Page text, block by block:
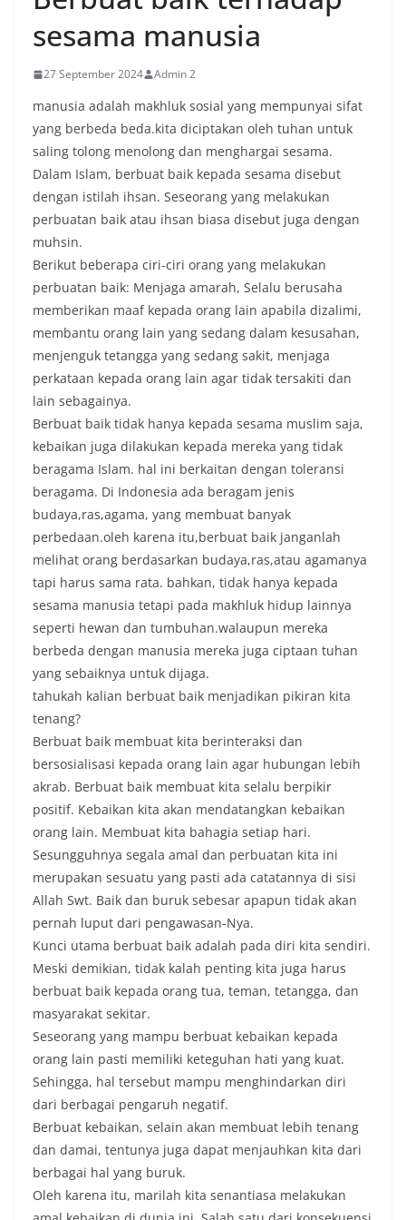
sesama manusia
27 September 2024 Admin 2
manusia adalah makhluk sosial yang mempunyai sifat
yang berbeda beda.kita diciptakan oleh tuhan untuk
saling tolong menolong dan menghargai sesama.
Dalam Islam, berbuat baik kepada sesama disebut
dengan istilah ihsan. Seseorang yang melakukan
perbuatan baik atau ihsan biasa disebut juga dengan
muhsin.
Berikut beberapa ciri-ciri orang yang melakukan
perbuatan baik: Menjaga amarah, Selalu berusaha
memberikan maaf kepada orang lain apabila dizalimi,
membantu orang lain yang sedang dalam kesusahan,
menjenguk tetangga yang sedang sakit, menjaga
perkataan kepada orang lain agar tidak tersakiti dan
lain sebagainya.
Berbuat baik tidak hanya kepada sesama muslim saja,
kebaikan juga dilakukan kepada mereka yang tidak
beragama Islam. hal ini berkaitan dengan toleransi
beragama. Di Indonesia ada beragam jenis
budaya,ras,agama, yang membuat banyak
perbedaan.oleh karena itu,berbuat baik janganlah
melihat orang berdasarkan budaya,ras,atau agamanya
tapi harus sama rata. bahkan, tidak hanya kepada
sesama manusia tetapi pada makhluk hidup lainnya
seperti hewan dan tumbuhan.walaupun mereka
berbeda dengan manusia mereka juga ciptaan tuhan
yang sebaiknya untuk dijaga.
tahukah kalian berbuat baik menjadikan pikiran kita
tenang?
Berbuat baik membuat kita berinteraksi dan
bersosialisasi kepada orang lain agar hubungan lebih
akrab. Berbuat baik membuat kita selalu berpikir
positif. Kebaikan kita akan mendatangkan kebaikan
orang lain. Membuat kita bahagia setiap hari.
Sesungguhnya segala amal dan perbuatan kita ini
merupakan sesuatu yang pasti ada catatannya di sisi
Allah Swt. Baik dan buruk sebesar apapun tidak akan
pernah luput dari pengawasan-Nya.
Kunci utama berbuat baik adalah pada diri kita sendiri.
Meski demikian, tidak kalah penting kita juga harus
berbuat baik kepada orang tua, teman, tetangga, dan
masyarakat sekitar.
Seseorang yang mampu berbuat kebaikan kepada
orang lain pasti memiliki keteguhan hati yang kuat.
Sehingga, hal tersebut mampu menghindarkan diri
dari berbagai pengaruh negatif.
Berbuat kebaikan, selain akan membuat lebih tenang
dan damai, tentunya juga dapat menjauhkan kita dari
berbagai hal yang buruk.
Oleh karena itu, marilah kita senantiasa melakukan